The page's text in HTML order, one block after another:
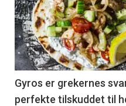
akkurat
nå
-
2
Gyros er grekernes
perfekte tilskuddet til